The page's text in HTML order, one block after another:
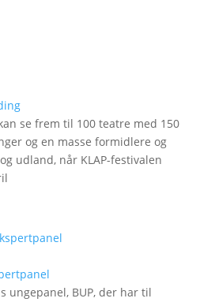
se frem til 100 teatre med 150
og en masse formidlere og
udland, når KLAP-festivalen
ungepanel, BUP, der har til